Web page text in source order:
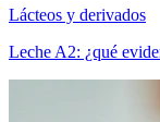
Lácteos y derivados
Leche A2: ¿qué